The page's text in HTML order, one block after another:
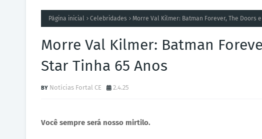
Página inicial Celebridades Morre Val Kilmer: Batman Forever, The Doors
Morre Val Kilmer: Batman
Star Tinha 65 Anos
Notícias Fortal CE 2.4.25
Você sempre será nosso mirtilo.